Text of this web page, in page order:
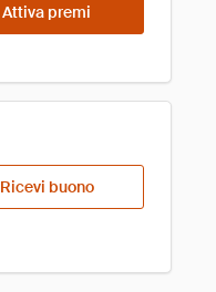
Attiva premi
Ricevi buono